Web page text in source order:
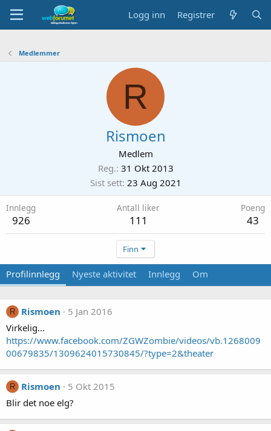
Logg inn Registrer
Medlemmer
R
Rismoen
Medlem
Reg. 31 Okt 2013
Sist sett 23 Aug 2021
Innlegg
926
Antall liker
111
Poeng
43
Finn
Profilinnlegg Nyeste aktivitet Innlegg Om
R Rismoen
5 Jan 2016
Virkelig...
https://www.facebook.com/ZGWZombie/videos/vb.1268009
00679835/1309624015730845/?type=2&theater
R Rismoen
5 Okt 2015
Blir det noe elg?